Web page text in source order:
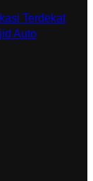
Terdekat
Auto